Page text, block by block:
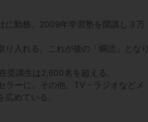
に勤務。2009年学習塾を開講し３万
入れる。これが後の「瞬読」となり
受講生は2,600名を超える。
ラーに。その他、TV・ラジオなどメ
めている。